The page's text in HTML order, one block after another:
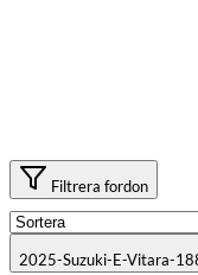
Filtrera fordon
2025-Suzuki-E-Vitara-